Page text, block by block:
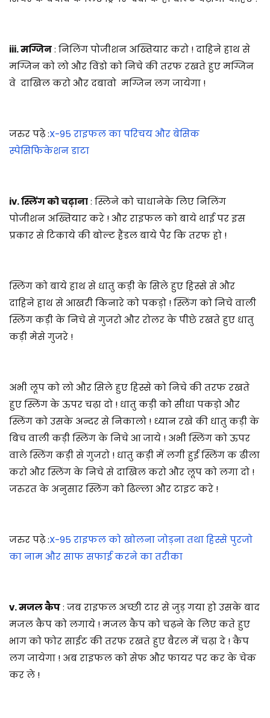
iii. मग्जिन: निलिंग पोजीशन अख्तियार करो ! दाहिने हाथ से
मग्जिन को लो और विंडो को निचे की तरफ रखते हुए मग्जिन
वे दाखिल करो और दबावो मग्जिन लग जायेगा !
जरुर पढ़े :X-95 राइफल का परिचय और बेसिक
स्पेसिफिकेशन डाटा
iv. स्लिंग को चढ़ाना: स्लिने को चाधानेके लिए निलिंग
पोजीशन अख्तियार करे ! और राइफल को बाये थाई पर इस
प्रकार से टिकाये की बोल्ट हैंडल बाये पैर कि तरफ हो !
स्लिंग को बाये हाथ से धातु कड़ी के सिले हुए हिस्से से और
दाहिने हाथ से आखरी किनारे को पकड़ो ! स्लिंग को निचे वाली
स्लिंग कड़ी के निचे से गुजरो और रोलर के पीछे रखते हुए धातु
कड़ी मेसे गुजरे !
अभी लूप को लो और सिले हुए हिस्से को निचे की तरफ रखते
हुए स्लिंग के ऊपर चढ़ा दो ! धातु कड़ी को सीधा पकड़ो और
स्लिंग को उसके अन्दर से निकालो ! ध्यान रखे की धातु कड़ी के
बिच वाली कड़ी स्लिंग के निचे आ जाये ! अभी स्लिंग को ऊपर
वाले स्लिंग कड़ी से गुजरो ! धातु कड़ी में लगी हुई स्लिंग क ढीला
करो और स्लिंग के निचे से दाखिल करो और लूप को लगा दो !
जरुरत के अनुसार स्लिंग को ढिल्ला और टाइट करे !
जरुर पढ़े :X-95 राइफल को खोलना जोड़ना तथा हिस्से पुरजो
का नाम और साफ सफाई करने का तरीका
v. मजल कैप: जब राइफल अच्छी टार से जुड़ गया हो उसके बाद
मजल कैप को लगाये ! मजल कैप को चढ़ने के लिए कते हुए
भाग को फोर साईट की तरफ रखते हुए बैरल में चढ़ा दे ! कैप
लग जायेगा ! अब राइफल को सेफ और फायर पर कर के चेक
कर ले !